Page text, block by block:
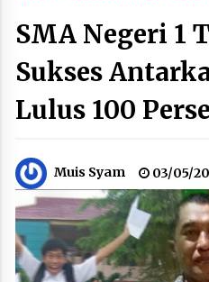
SMA Negeri 1
Sukses
Lulus 100
Muis Syam 03/05/